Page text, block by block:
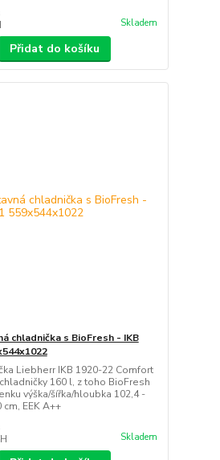
Skladem
Přidat do košíku
chladnička s BioFresh - IKB
Liebherr IKB 1920-22 Comfort
160 l, z toho BioFresh
výška/šířka/hloubka 102,4 -
cm, EEK A++
Skladem